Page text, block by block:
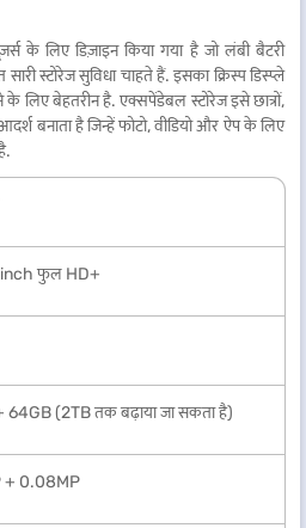
के लिए डिज़ाइन किया गया है जो लंबी बैटरी
स्टोरेज सुविधा चाहते हैं. इसका क्रिस्प डिस्प्ले
के लिए बेहतरीन है. एक्सपेंडेबल स्टोरेज इसे छात्रों,
बनाता है जिन्हें फोटो, वीडियो और ऐप के लिए
फुल HD+
64GB (2TB तक बढ़ाया जा सकता है)
+ 0.08MP